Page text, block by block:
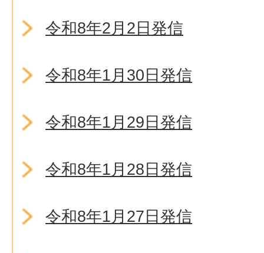
令和8年2月2日発信
令和8年1月30日発信
令和8年1月29日発信
令和8年1月28日発信
令和8年1月27日発信